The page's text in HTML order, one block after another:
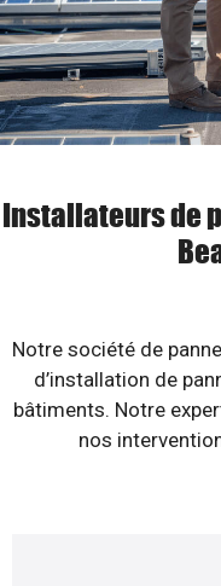
Installateurs de
Notre société de
d’installation de
bâtiments. Notre
nos